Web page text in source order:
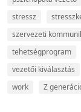
stressz
szervezeti
tehetségprogram
vezetői kiválasztás
work
Z